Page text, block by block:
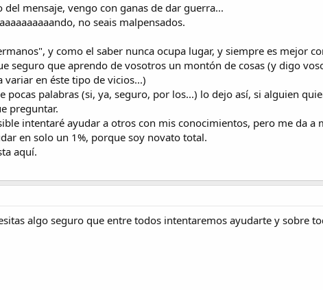
del mensaje, vengo con ganas de dar guerra...
no seais malpensados.
y como el saber nunca ocupa lugar, y siempre es mejor
seguro que aprendo de vosotros un montón de cosas (y digo
variar en éste tipo de vicios...)
pocas palabras (si, ya, seguro, por los...) lo dejo así, si alguien
preguntar.
intentaré ayudar a otros con mis conocimientos, pero me da a
en solo un 1%, porque soy novato total.
aquí.
algo seguro que entre todos intentaremos ayudarte y sobre